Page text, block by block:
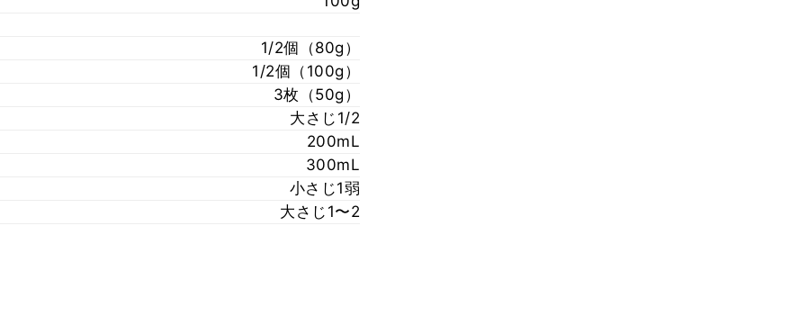
1/2個（80g）
1/2個（100g）
3枚（50g）
大さじ1/2
200mL
300mL
小さじ1弱
大さじ1〜2